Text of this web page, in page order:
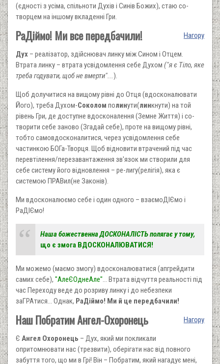
(єдності з усіма, спільноти Духів і Синів Божих), стаю со-
творцем на іншому вкладенні Гри.
Нагору
РаДіймо! Ми все передбачили!
Дух – реалізатор, здійснювач линку між Сином і Отцем.
Втрата линку – втрата усвідомлення себе Духом ("я є Тіло, яке
треба годувати, щоб не вмерти"...).
Щоб долучитися на вищому рівні до Отця (вдосконалювати
Його), треба Духом-Соколом полинути(линкнути) на той
рівень Гри, де доступне вдосконалення (Земне Життя) і со-
творити себе заново (Згадай себе), проте на вищому рівні,
тобто самовдосконалитися, через усвідомлення себе
частинкою БОГа-Творця. Щоб відновити втрачений під час
перевтілення/перезавантаження зв'язок ми створили для
себе систему його відновлення – ре-лигу(релігія), яка є
системою ПРАВил(не Законів).
Ми вдосконалюємо себе і один одного – взаємоДІЄмо і
РаДІЄмо!
Наша божественна ДОСКОНАЛІСТЬ полягає у тому,
що є змога ВДОСКОНАЛЮВАТИСЯ!
Ми можемо (маємо змогу) вдосконалюватися (апгрейдити
самих себе), "АлеЄОднеАле"… Втрата відчуття реальності під
час Переходу веде до розриву линку і до небезпеки
заГРАтися… Однак, РаДіймо! Ми й це передбачили!
Нагору
Наш Побратим Ангел-Охоронець
Є Ангел Охоронець – Дух, який ми покликали
опритомнювати нас (трезвити), оберігати нас від повного
забуття того, що ми в Грі! Він – Побратим, який нагадує мені,